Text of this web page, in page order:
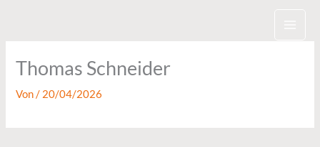
Thomas Schneider
Von/ 20/04/2026